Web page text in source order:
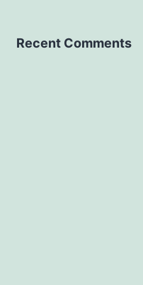
Recent Comments